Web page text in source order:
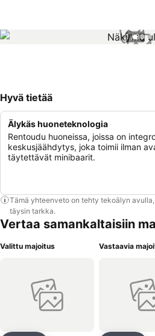
1 / 30
Hyvä tietää
Älykäs huoneteknologia
Rentoudu huoneissa, joissa on
keskusjäähdytys, joka toimii ilman
täytettävät minibaarit.
Tämä yhteenveto on tehty tekoälyn
täysin tarkka.
Vertaa samankaltaisiin
Valittu majoitus Vastaavia